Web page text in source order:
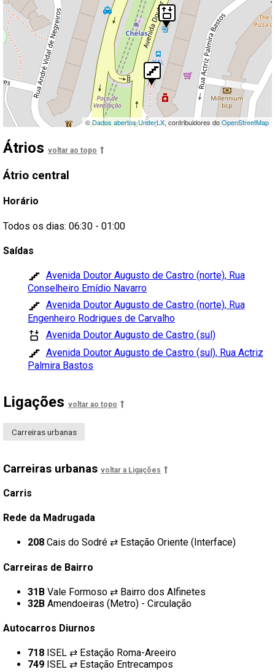
©Dados abertos UnderLX, contribuidores doOpenStreetMap
Átrios voltar ao topo
Átrio central
Horário
Todos os dias: 06:30 - 01:00
Saídas
Avenida Doutor Augusto de Castro (norte), Rua
Conselheiro Emídio Navarro
Avenida Doutor Augusto de Castro (norte), Rua
Engenheiro Rodrigues de Carvalho
Avenida Doutor Augusto de Castro (sul)
Avenida Doutor Augusto de Castro (sul), Rua Actriz
Palmira Bastos
Ligações voltar ao topo
Carreiras urbanas
Carreiras urbanas voltar a Ligações
Carris
Rede da Madrugada
208 Cais do Sodré ⇄ Estação Oriente (Interface)
Carreiras de Bairro
31B Vale Formoso ⇄ Bairro dos Alfinetes
32B Amendoeiras (Metro) - Circulação
Autocarros Diurnos
718 ISEL ⇄ Estação Roma-Areeiro
749 ISEL ⇄ Estação Entrecampos